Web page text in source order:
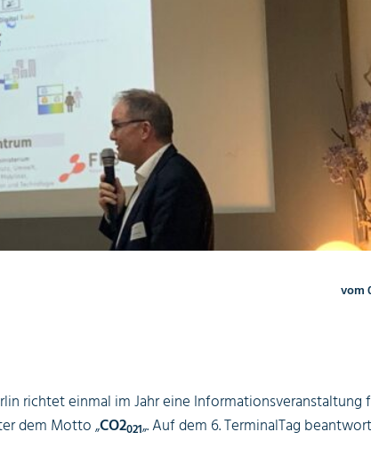
vom
richtet einmal im Jahr eine Informationsveranstaltung
dem Motto „CO2021„. Auf dem 6. TerminalTag